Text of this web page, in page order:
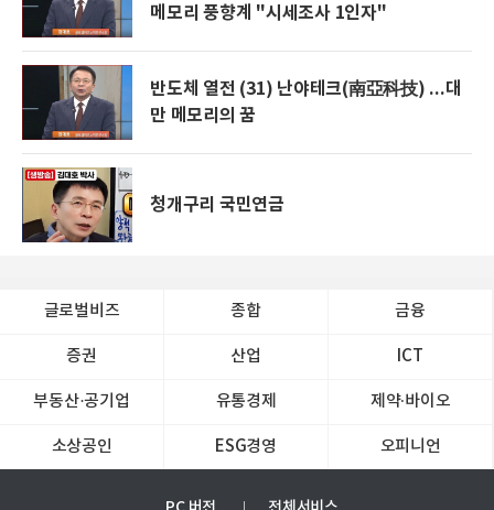
메모리 풍향계 "시세조사 1인자"
반도체 열전 (31) 난야테크(南亞科技) ...대
만 메모리의 꿈
청개구리 국민연금
글로벌비즈 종합 금융
증권 산업 ICT
부동산·공기업 유통경제 제약∙바이오
소상공인 ESG경영 오피니언